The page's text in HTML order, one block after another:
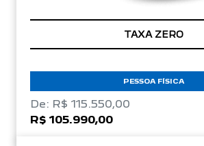
TAXA ZERO
De: R$ 115.550,00
R$ 105.990,00